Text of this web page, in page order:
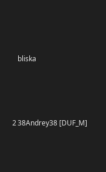
bliska
238Andrey38 [DUF_M]